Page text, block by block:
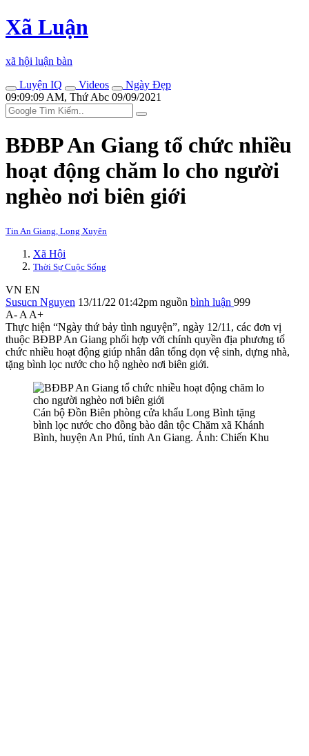
Xã Luận
xã hội luận bàn
Luyện IQ
Videos
Ngày Đẹp
09:09:09 AM, Thứ Abc 09/09/2021
BĐBP An Giang tổ chức nhiều
hoạt động chăm lo cho người
nghèo nơi biên giới
Tin An Giang, Long Xuyên
Xã Hội
Thời Sự Cuộc Sống
VN EN
Susucn Nguyen 13/11/22 01:42pm nguồn bình luận 999
A- A A+
Thực hiện “Ngày thứ bảy tình nguyện”, ngày 12/11, các đơn vị
thuộc BĐBP An Giang phối hợp với chính quyền địa phương tổ
chức nhiều hoạt động giúp nhân dân tổng dọn vệ sinh, dựng nhà,
tặng bình lọc nước cho hộ nghèo nơi biên giới.
Cán bộ Đồn Biên phòng cửa khẩu Long Bình tặng
bình lọc nước cho đồng bào dân tộc Chăm xã Khánh
Bình, huyện An Phú, tỉnh An Giang. Ảnh: Chiến Khu